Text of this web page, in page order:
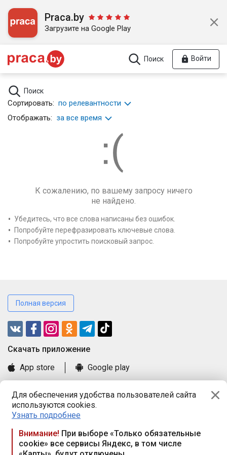
Для обеспечения удобства пользователей сайта
используются cookies.
Узнать подробнее
Внимание! При выборе «Только обязательные
cookie» все сервисы Яндекс, в том числе
Praca.by
Загрузите на Google Play
Поиск Войти
Поиск
Сортировать: по релевантности
Отображать: за все время
К сожалению, по вашему запросу ничего
не найдено.
Убедитесь, что все слова написаны без ошибок.
Попробуйте перефразировать ключевые слова.
Попробуйте упростить поисковый запрос.
Полная версия
Cкачать приложение
App store
Google play
Книга замечаний и предложений
Правила и документы
Praca.by © 2000—2026, ООО «ПРАЦА БАЙ»
Республика Беларусь, 220114, г. Минск, пр-т Независимости
117а, пом. № 9.